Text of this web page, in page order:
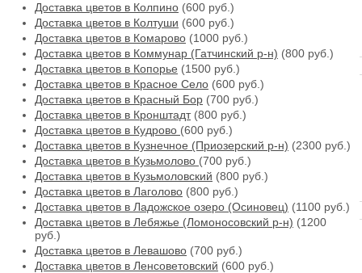
Доставка цветов в Колпино (600 руб.)
Доставка цветов в Колтуши (600 руб.)
Доставка цветов в Комарово (1000 руб.)
Доставка цветов в Коммунар (Гатчинский р-н) (800 руб.)
Доставка цветов в Копорье (1500 руб.)
Доставка цветов в Красное Село (600 руб.)
Доставка цветов в Красный Бор (700 руб.)
Доставка цветов в Кронштадт(800 руб.)
Доставка цветов в Кудрово (600 руб.)
Доставка цветов в Кузнечное (Приозерский р-н) (2300 руб.)
Доставка цветов в Кузьмолово (700 руб.)
Доставка цветов в Кузьмоловский (800 руб.)
Доставка цветов в Лаголово (800 руб.)
Доставка цветов в Ладожское озеро (Осиновец) (1100 руб.)
Доставка цветов в Лебяжье (Ломоносовский р-н) (1200
руб.)
Доставка цветов в Левашово (700 руб.)
Доставка цветов в Ленсоветовский (600 руб.)